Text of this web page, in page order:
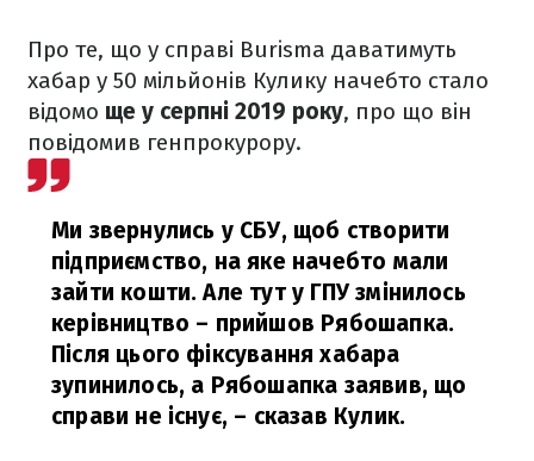
Про те, що у справі Burisma даватимуть
хабар у 50 мільйонів Кулику начебто стало
відомо ще у серпні 2019 року, про що він
повідомив генпрокурору.
Ми звернулись у СБУ, щоб створити
підприємство, на яке начебто мали
зайти кошти. Але тут у ГПУ змінилось
керівництво – прийшов Рябошапка.
Після цього фіксування хабара
зупинилось, а Рябошапка заявив, що
справи не існує, – сказав Кулик.